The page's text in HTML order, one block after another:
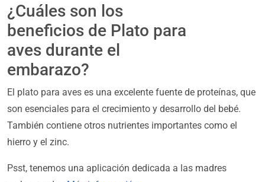
¿Cuáles son los
beneficios de Plato para
aves durante el
embarazo?
El plato para aves es una excelente fuente de proteínas, que
son esenciales para el crecimiento y desarrollo del bebé.
También contiene otros nutrientes importantes como el
hierro y el zinc.
Psst, tenemos una aplicación dedicada a las madres